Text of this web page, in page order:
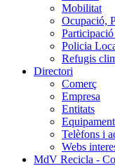
Mobilitat
Ocupació,
Policia
Refugis
Directori
Comerç
Empresa
Entitats
Telèfons i
Webs
MdV Recicla -